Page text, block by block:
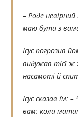
– Роде
маю бути з
Ісус погрозив
видужав тієї ж
насамоті й
Ісус сказав їм:
вам: коли